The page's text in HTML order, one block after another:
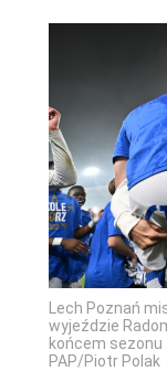
Lech Poznań
wyjeździe
końcem sezonu
PAP/Piotr Polak